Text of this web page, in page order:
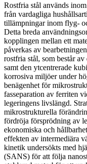
Rostfria stål används
från vardagliga
tillämpningar inom flyg-
Detta breda
kopplingen mellan ett
påverkas av
rostfria stål, som består
samt den ytcentrerade
korrosiva miljöer under
benägenhet för
fasseparation av ferriten
legeringens livslängd.
mikrostrukturella
fördröja försprödning av
ekonomiska och
effekten av intermediära
kinetik undersökts med
(SANS) för att följa